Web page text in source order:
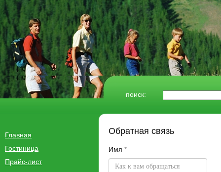
поиск:
Главная
Гостиница
Прайс-лист
Обратная связь
Имя *